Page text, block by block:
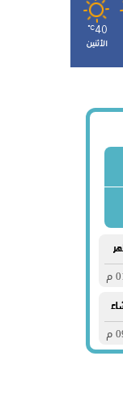
40
℃
الأثنين